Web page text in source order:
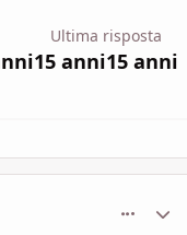
Ultima risposta
15 anni15 anni
del topic